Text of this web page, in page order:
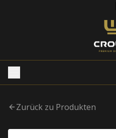
Zurück zu Produkten